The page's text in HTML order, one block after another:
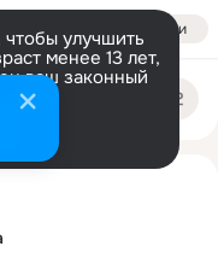
Войти
улучшить
менее 13 лет,
ваш законный